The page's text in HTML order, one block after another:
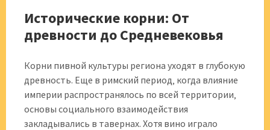
Исторические корни: От
древности до Средневековья
Корни пивной культуры региона уходят в глубокую
древность. Еще в римский период‚ когда влияние
империи распространялось по всей территории‚
основы социального взаимодействия
закладывались в тавернах. Хотя вино играло